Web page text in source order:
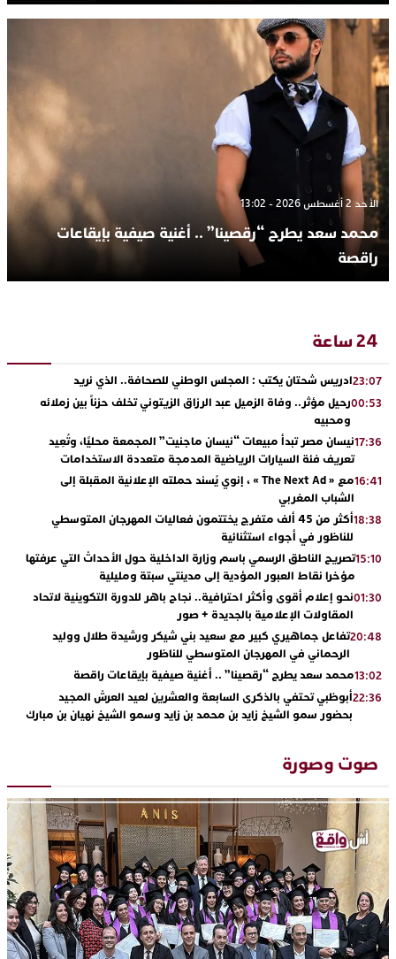
الأحد 2 أغسطس 2026 - 13:02
محمد سعد يطرح “رقصينا” .. أغنية صيفية بإيقاعات
راقصة
24 ساعة
23:07ادريس شحتان يكتب : المجلس الوطني للصحافة.. الذي نريد
00:53رحيل مؤثر.. وفاة الزميل عبد الرزاق الزيتوني تخلف حزناً بين زملائه
ومحبيه
17:36نيسان مصر تبدأ مبيعات “نيسان ماجنيت” المجمعة محليًا، وتُعِيد
تعريف فئة السيارات الرياضية المدمجة متعددة الاستخدامات
16:41
مع « The Next Ad » ، إنوي يُسند حملته الإعلانية المقبلة إلى
الشباب المغربي
18:38
أكثر من 45 ألف متفرج يختتمون فعاليات المهرجان المتوسطي
للناظور في أجواء استثنائية
15:10تصريح الناطق الرسمي باسم وزارة الداخلية حول الأحداث التي عرفتها
مؤخرا نقاط العبور المؤدية إلى مدينتي سبتة ومليلية
01:30نحو إعلام أقوى وأكثر احترافية.. نجاح باهر للدورة التكوينية لاتحاد
المقاولات الإعلامية بالجديدة + صور
20:48تفاعل جماهيري كبير مع سعيد بني شيكر ورشيدة طلال ووليد
الرحماني في المهرجان المتوسطي للناظور
13:02محمد سعد يطرح “رقصينا” .. أغنية صيفية بإيقاعات راقصة
22:36أبوظبي تحتفي بالذكرى السابعة والعشرين لعيد العرش المجيد
بحضور سمو الشيخ زايد بن محمد بن زايد وسمو الشيخ نهيان بن مبارك
“كوفرة فالغيس”
19:11يقظة أمنية تنهي كابوس الفتاة القاصر: كواليس مثيرة لعملية تحرير
17:27 اتحاد المقاولات الإعلامية يقود قاطرة التكوين بالجديدة ويستضيف
الإعلامي سعيد بلفقير في دورة استثنائية
23:18ترسيخا لثقافة ترشيد الموارد المائية.. اختتام فعاليات النسخة الثانية
من “القرية الذكية للماء” بمركز الاصطياف ببوزنيقة
صوت وصورة